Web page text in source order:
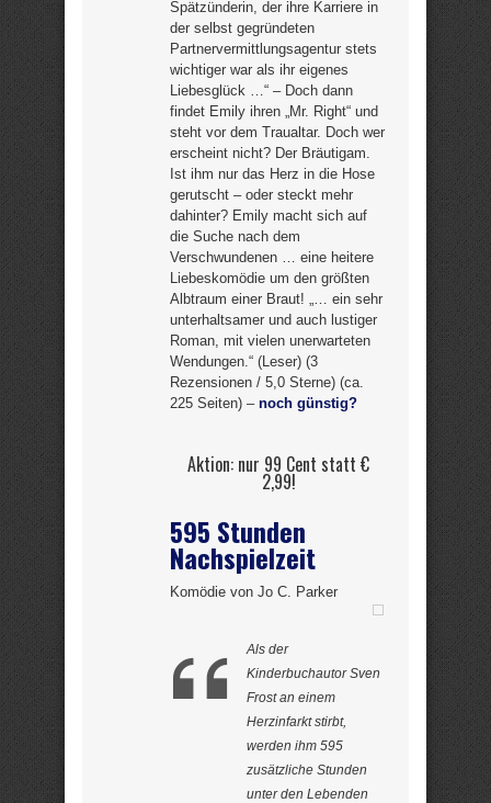
Spätzünderin, der ihre Karriere in
der selbst gegründeten
Partnervermittlungsagentur stets
wichtiger war als ihr eigenes
Liebesglück …“ – Doch dann
findet Emily ihren „Mr. Right“ und
steht vor dem Traualtar. Doch wer
erscheint nicht? Der Bräutigam.
Ist ihm nur das Herz in die Hose
gerutscht – oder steckt mehr
dahinter? Emily macht sich auf
die Suche nach dem
Verschwundenen … eine heitere
Liebeskomödie um den größten
Albtraum einer Braut! „… ein sehr
unterhaltsamer und auch lustiger
Roman, mit vielen unerwarteten
Wendungen.“ (Leser) (3
Rezensionen / 5,0 Sterne) (ca.
225 Seiten) – noch günstig?
Aktion: nur 99 Cent statt €
2,99!
595 Stunden
Nachspielzeit
Komödie von Jo C. Parker
Als der
Kinderbuchautor Sven
Frost an einem
Herzinfarkt stirbt,
werden ihm 595
zusätzliche Stunden
unter den Lebenden